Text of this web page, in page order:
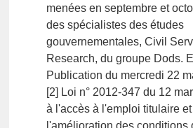
menées en septembre et
des spécialistes des études
gouvernementales, Civil
Research, du groupe Dods.
Publication du mercredi 22
[2] Loi n° 2012-347 du 12
à l'accès à l'emploi titulaire et
l'amélioration des conditions